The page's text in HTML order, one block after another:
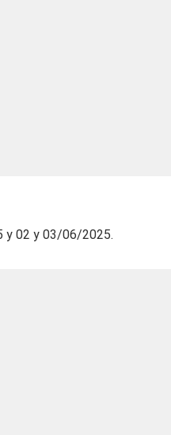
y 02 y 03/06/2025.